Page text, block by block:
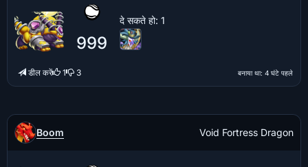
999
दे सकते हो: 1
बनाया था: 4 घंटे पहले
डील करें 1 3
Boom Void Fortress Dragon